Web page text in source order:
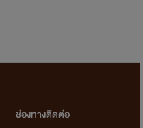
ช่องทางติดต่อ